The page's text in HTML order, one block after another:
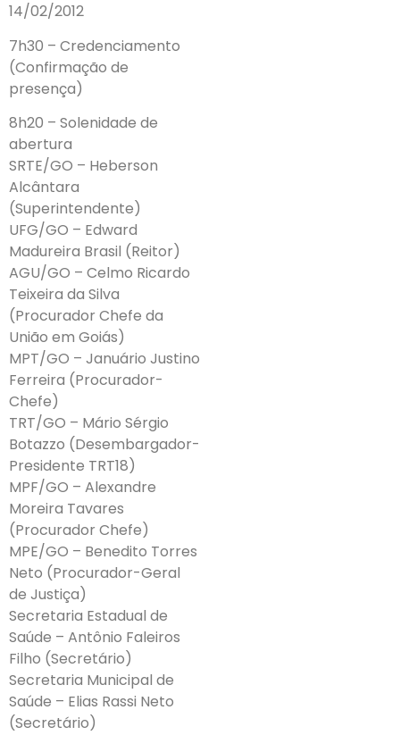
14/02/2012
7h30 – Credenciamento
(Confirmação de
presença)
8h20 – Solenidade de
abertura
SRTE/GO – Heberson
Alcântara
(Superintendente)
UFG/GO – Edward
Madureira Brasil (Reitor)
AGU/GO – Celmo Ricardo
Teixeira da Silva
(Procurador Chefe da
União em Goiás)
MPT/GO – Januário Justino
Ferreira (Procurador-
Chefe)
TRT/GO – Mário Sérgio
Botazzo (Desembargador-
Presidente TRT18)
MPF/GO – Alexandre
Moreira Tavares
(Procurador Chefe)
MPE/GO – Benedito Torres
Neto (Procurador-Geral
de Justiça)
Secretaria Estadual de
Saúde – Antônio Faleiros
Filho (Secretário)
Secretaria Municipal de
Saúde – Elias Rassi Neto
(Secretário)